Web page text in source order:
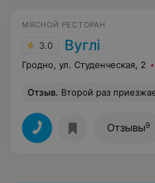
МЯСНОЙ РЕСТОРАН
3.0 Вуглі
Гродно, ул. Студенческая, 2
Отзыв. Второй раз приезжаем сюда из Минска и не
Отзывы9